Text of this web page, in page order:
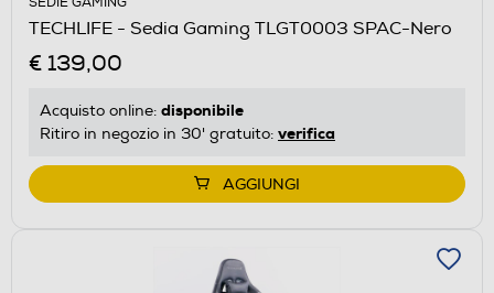
TECHLIFE - Sedia Gaming TLGT0003 SPAC-Nero
€ 139,00
Acquisto online: disponibile
Ritiro in negozio in 30' gratuito: verifica
AGGIUNGI